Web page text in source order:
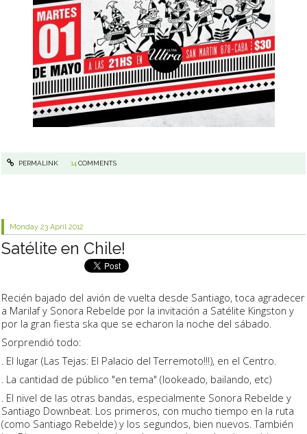
PERMALINK 14 COMMENTS
Monday 23 April 2012
Satélite en Chile!
Recién bajado del avión de vuelta desde Santiago, toca agradecer
a Marilaf y Sonora Rebelde por la invitación a Satélite Kingston y
por la gran fiesta ska que se echaron la noche del sábado.
Sorprendió todo:
. El lugar (Las Tejas: El Palacio del Terremoto!!!), en el Centro.
. La cantidad de público "en tema" (lookeado, bailando, etc)
. El nivel de las otras bandas, especialmente Sonora Rebelde y
Santiago Downbeat. Los primeros, con mucho tiempo en la ruta
(como Santiago Rebelde) y los segundos, bien nuevos. También